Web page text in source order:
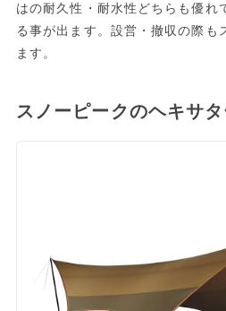
はの耐久性・耐水性どちらも優れ
る事が出ます。設営・撤収の際も
ます。
スノーピークのヘキサ